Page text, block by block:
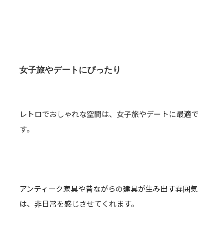
女子旅やデートにぴったり
レトロでおしゃれな空間は、女子旅やデートに最適で
す。
アンティーク家具や昔ながらの建具が生み出す雰囲気
は、非日常を感じさせてくれます。